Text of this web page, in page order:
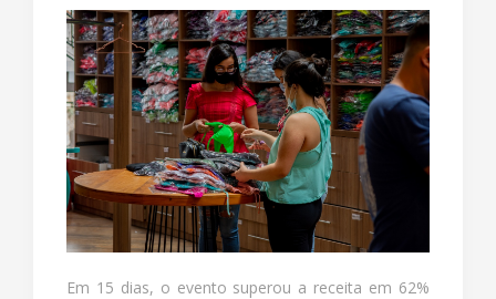
Em 15 dias, o evento superou a receita em 62%